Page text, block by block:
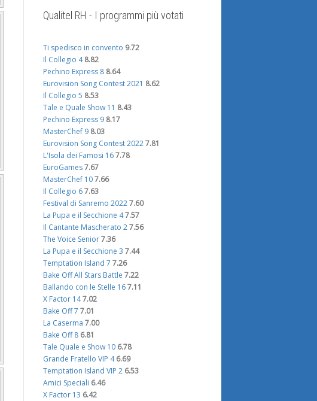
Qualitel RH - I programmi più votati
Ti spedisco in convento 9.72
Il Collegio 4 8.82
Pechino Express 8 8.64
Eurovision Song Contest 2021 8.62
Il Collegio 5 8.53
Tale e Quale Show 11 8.43
Pechino Express 9 8.17
MasterChef 9 8.03
Eurovision Song Contest 2022 7.81
L'Isola dei Famosi 16 7.78
EuroGames 7.67
MasterChef 10 7.66
Il Collegio 6 7.63
Festival di Sanremo 2022 7.60
La Pupa e il Secchione 47.57
Il Cantante Mascherato 2 7.56
The Voice Senior 7.36
La Pupa e il Secchione 3 7.44
Temptation Island 7 7.26
Bake Off All Stars Battle 7.22
Ballando con le Stelle 16 7.11
X Factor 147.02
Bake Off 7 7.01
La Caserma 7.00
Bake Off 8 6.81
Tale Quale e Show 10 6.78
Grande Fratello VIP 4 6.69
Temptation Island VIP 2 6.53
Amici Speciali 6.46
X Factor 13 6.42